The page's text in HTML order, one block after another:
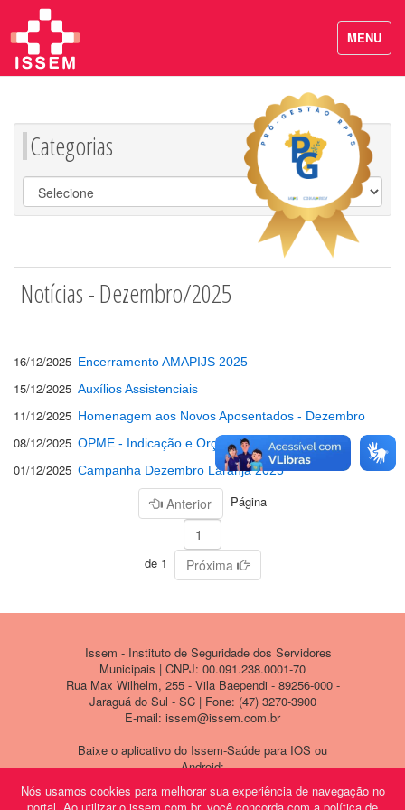
Nós usamos cookies para melhorar sua experiência de navegação no
Categorias
Notícias - Dezembro/2025
16/12/2025 Encerramento AMAPIJS 2025
15/12/2025 Auxílios Assistenciais
11/12/2025 Homenagem aos Novos Aposentados - Dezembro
08/12/2025 OPME - Indicação e Orçamentos Fornecedores
01/12/2025 Campanha Dezembro Laranja 2025
Anterior Página
de 1 Próxima
Issem - Instituto de Seguridade dos Servidores
Municipais | CNPJ: 00.091.238.0001-70
Rua Max Wilhelm, 255 - Vila Baependi - 89256-000 -
Jaraguá do Sul - SC | Fone: (47) 3270-3900
E-mail: issem@issem.com.br
Baixe o aplicativo do Issem-Saúde para IOS ou
Android:
MENU